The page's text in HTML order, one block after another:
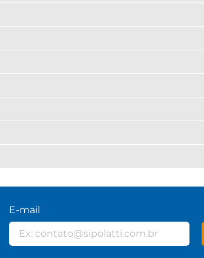
E-mail